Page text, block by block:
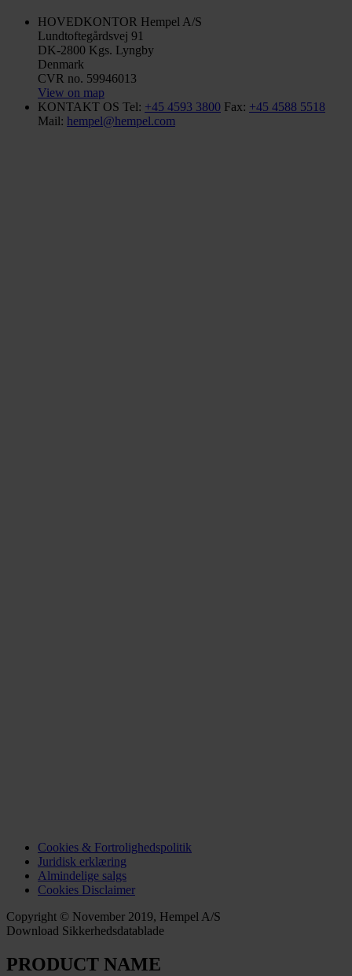
HOVEDKONTOR Hempel A/S
Lundtoftegårdsvej 91
DK-2800 Kgs. Lyngby
Denmark
CVR no. 59946013
View on map
KONTAKT OS Tel: +45 4593 3800 Fax: +45 4588 5518
Mail: hempel@hempel.com
Cookies & Fortrolighedspolitik
Juridisk erklæring
Almindelige salgs
Cookies Disclaimer
Copyright © November 2019, Hempel A/S
Download Sikkerhedsdatablade
PRODUCT NAME